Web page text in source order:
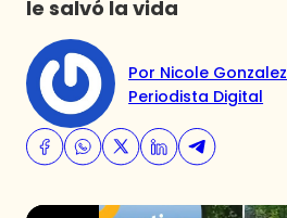
le salvó la vida
Por Nicole Gonzalez
Periodista Digital